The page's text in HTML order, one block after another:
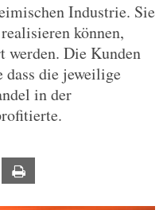
Industrie. Sie
können,
werden. Die Kunden
dass die jeweilige
in der
Email